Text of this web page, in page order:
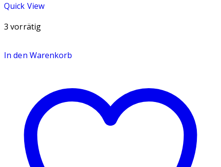
Quick View
3 vorrätig
In den Warenkorb